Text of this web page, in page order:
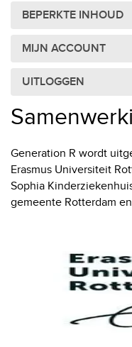
BEPERKTE INHOUD
MIJN ACCOUNT
UITLOGGEN
Generation R wordt
Erasmus Universiteit
Sophia
gemeente Rotterdam